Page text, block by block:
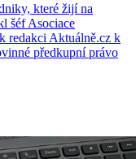
které žijí na
šéf Asociace
redakci Aktuálně.cz k
předkupní právo